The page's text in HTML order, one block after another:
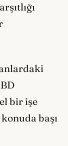
bir işe
başı